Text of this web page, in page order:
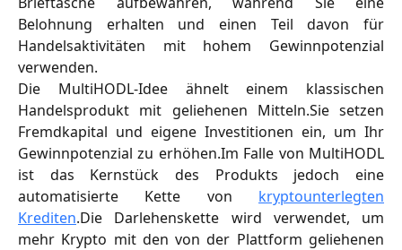
Belohnung erhalten und einen Teil davon für
Handelsaktivitäten mit hohem Gewinnpotenzial
verwenden.
Die MultiHODL-Idee ähnelt einem klassischen
Handelsprodukt mit geliehenen Mitteln.Sie setzen
Fremdkapital und eigene Investitionen ein, um Ihr
Gewinnpotenzial zu erhöhen.Im Falle von MultiHODL
ist das Kernstück des Produkts jedoch eine
automatisierte Kette von kryptounterlegten
Krediten.Die Darlehenskette wird verwendet, um
mehr Krypto mit den von der Plattform geliehenen